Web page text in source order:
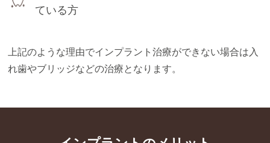
ている方
上記のような理由でインプラント治療ができない場合は入
れ歯やブリッジなどの治療となります。